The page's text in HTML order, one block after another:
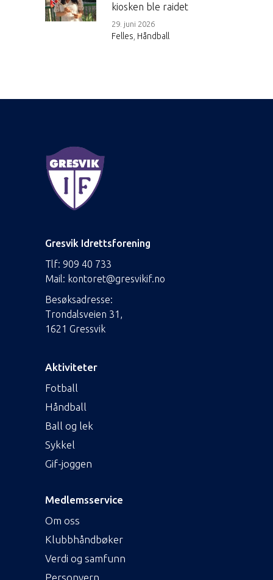
kiosken ble raidet
29. juni 2026
Felles Håndball
Gresvik Idrettsforening
Tlf: 909 40 733
Mail: kontoret@gresvikif.no
Besøksadresse:
Trondalsveien 31,
1621 Gressvik
Aktiviteter
Fotball
Håndball
Ball og lek
Sykkel
Gif-joggen
Medlemsservice
Om oss
Klubbhåndbøker
Verdi og samfunn
Personvern